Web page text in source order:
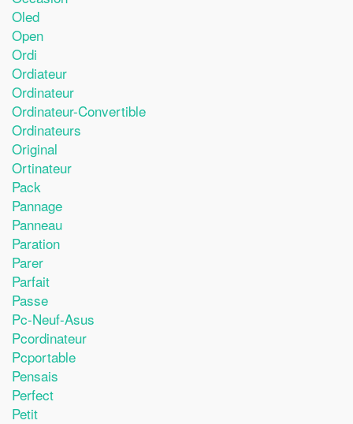
Oled
Open
Ordi
Ordiateur
Ordinateur
Ordinateur-Convertible
Ordinateurs
Original
Ortinateur
Pack
Pannage
Panneau
Paration
Parer
Parfait
Passe
Pc-Neuf-Asus
Pcordinateur
Pcportable
Pensais
Perfect
Petit